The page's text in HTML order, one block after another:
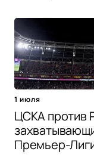
1 июля
ЦСКА против
Премьер-